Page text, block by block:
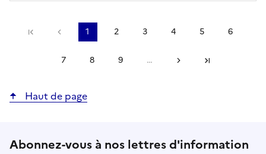
Première pagePrécédent
Page
1 Page
2 Page
3 Page
4 Page
5 Page
6
Page
7 Page
8 Page
9 … SuivantDernière page
Haut de page
Abonnez-vous à nos lettres d'information